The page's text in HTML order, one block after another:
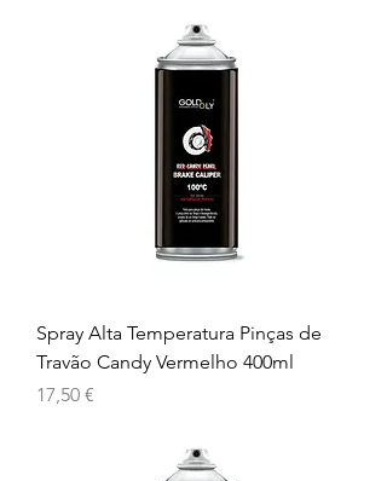
Spray Alta Temperatura Pinças de
Travão Candy Vermelho 400ml
Preço
17,50 €